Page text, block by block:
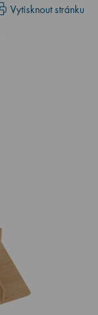
Vytisknout stránku